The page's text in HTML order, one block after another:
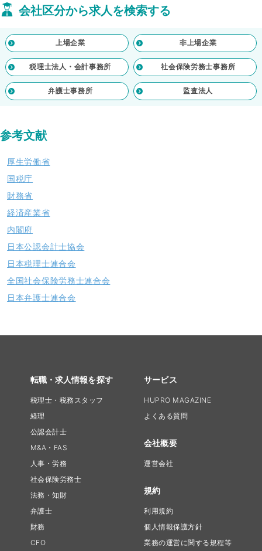
会社区分から求人を検索する
上場企業 非上場企業
税理士法人・会計事務所 社会保険労務士事務所
弁護士事務所 監査法人
参考文献
厚生労働省
国税庁
財務省
経済産業省
内閣府
日本公認会計士協会
日本税理士連合会
全国社会保険労務士連合会
日本弁護士連合会
転職・求人情報を探す
税理士・税務スタッフ
経理
公認会計士
M&A・FAS
人事・労務
社会保険労務士
法務・知財
弁護士
財務
CFO
サービス
HUPRO MAGAZINE
よくある質問
会社概要
運営会社
規約
利用規約
個人情報保護方針
業務の運営に関する規程等